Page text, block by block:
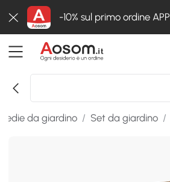
-10% sul primo ordine APP
da giardino / Set da giardino /